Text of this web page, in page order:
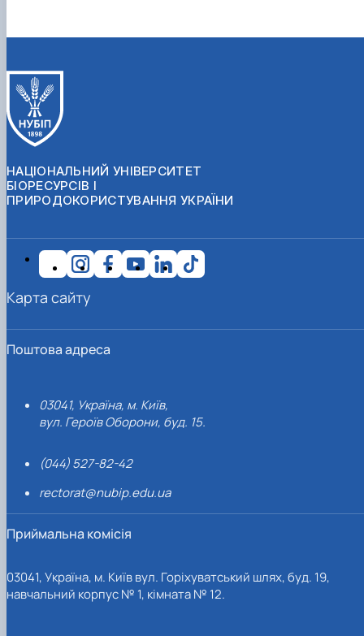
НАЦІОНАЛЬНИЙ УНІВЕРСИТЕТ
БІОРЕСУРСІВ І
ПРИРОДОКОРИСТУВАННЯ УКРАЇНИ
Поштова адреса
03041, Україна, м. Київ,
вул. Героїв Оборони, буд. 15.
(044) 527-82-42
rectorat@nubip.edu.ua
Приймальна комісія
03041, Україна, м. Київ вул. Горіхуватський шлях, буд. 19,
навчальний корпус № 1, кімната № 12.
Карта сайту